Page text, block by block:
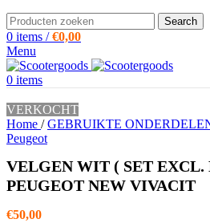
Search
0 items / €0,00
Menu
0 items
VERKOCHT
Home / GEBRUIKTE
Peugeot
VELGEN WIT ( SET EXCL.
PEUGEOT NEW VIVACIT
€50,00